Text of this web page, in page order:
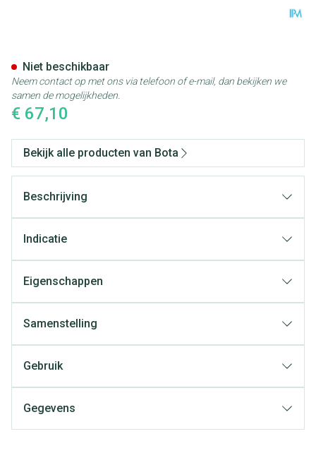
€ 67,10
Niet beschikbaar
Neem contact op met ons via telefoon of e-mail, dan bekijken we
samen de mogelijkheden.
Bekijk alle producten van Bota
Beschrijving
Indicatie
Eigenschappen
Samenstelling
Gebruik
Gegevens